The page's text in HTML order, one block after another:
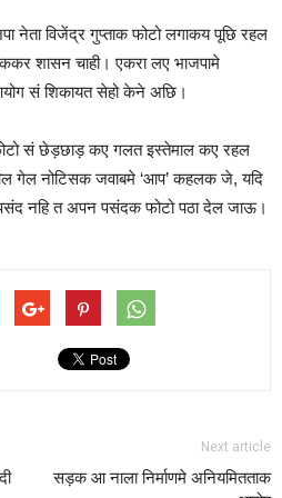
नेता विजेंद्र गुप्ताक फोटो लगाकय पूछि रहल
शासन चाही। एकरा लए भाजपामे
सं शिकायत सेहो केने अछि।
सं छेड़छाड़ कए गलत इस्तेमाल कए रहल
गेल नोटिसक जवाबमे ‘आप’ कहलक जे, यदि
पसंद नहि त अपन पसंदक फोटो पठा देल जाऊ।
Next article
सड़क आ नाला निर्माणमे अनियमितताक